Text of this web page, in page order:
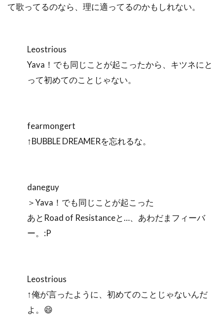
て歌ってるのなら、理に適ってるのかもしれない。
Leostrious
Yava！でも同じことが起こったから、キツネにと
って初めてのことじゃない。
fearmongert
↑BUBBLE DREAMERを忘れるな。
daneguy
＞Yava！でも同じことが起こった
あとRoad of Resistanceと…、あわだまフィーバ
ー。:P
Leostrious
↑俺が言ったように、初めてのことじゃないんだ
よ。😄